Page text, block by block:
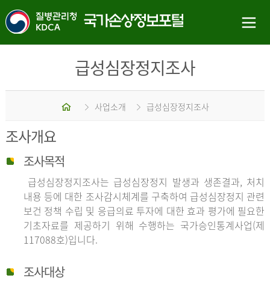
급성심장정지조사
홈 사업소개 급성심장정지조사
조사개요
조사목적
급성심장정지조사는 급성심장정지 발생과 생존결과, 처치
내용 등에 대한 조사감시체계를 구축하여 급성심장정지 관련
보건 정책 수립 및 응급의료 투자에 대한 효과 평가에 필요한
기초자료를 제공하기 위해 수행하는 국가승인통계사업(제
117088호)입니다.
조사대상